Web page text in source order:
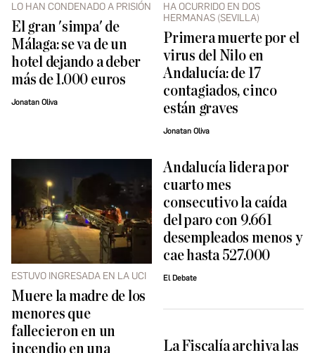
LO HAN CONDENADO A PRISIÓN
El gran 'simpa' de
Málaga: se va de un
hotel dejando a deber
más de 1.000 euros
Jonatan Oliva
HA OCURRIDO EN DOS
HERMANAS (SEVILLA)
Primera muerte por el
virus del Nilo en
Andalucía: de 17
contagiados, cinco
están graves
Jonatan Oliva
ESTUVO INGRESADA EN LA UCI
Muere la madre de los
menores que
fallecieron en un
incendio en una
Andalucía lidera por
cuarto mes
consecutivo la caída
del paro con 9.661
desempleados menos y
cae hasta 527.000
El Debate
La Fiscalía archiva las